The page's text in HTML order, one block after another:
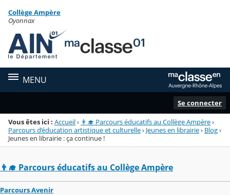
Menu de la rubrique
Contenu
Collège Ampère
Oyonnax
MENU
Se connecter
Vous êtes ici : Accueil› 👨‍🎓 Parcours éducatifs au Collège Ampère›
Parcours d’éducation artistique et culturelle› Jeunes en librairie› Blog›
Jeunes en librairie : ça continue !
👨‍🎓 Parcours éducatifs au Collège Ampère
Parcours Avenir